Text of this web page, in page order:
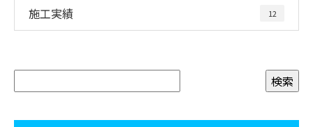
施工実績 12